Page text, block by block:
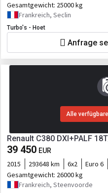
Gesamtgewicht: 25000 kg
Frankreich, Seclin
Turbo's - Hoet
Anfrage
Alle
Renault C380 DXI+PALF
39 450 EUR
2015 293648 km 6x2 Euro 6
Gesamtgewicht: 26000 kg
Frankreich, Steenvoorde